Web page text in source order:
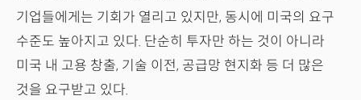
기업들에게는 기회가 열리고 있지만, 동시에 미국의 요구
수준도 높아지고 있다. 단순히 투자만 하는 것이 아니라
미국 내 고용 창출, 기술 이전, 공급망 현지화 등 더 많은
것을 요구받고 있다.